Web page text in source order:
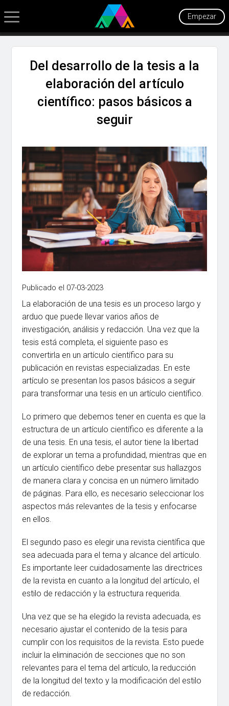
Empezar
Del desarrollo de la tesis a la
elaboración del artículo
científico: pasos básicos a
seguir
Publicado el 07-03-2023
La elaboración de una tesis es un proceso largo y
arduo que puede llevar varios años de
investigación, análisis y redacción. Una vez que la
tesis está completa, el siguiente paso es
convertirla en un artículo científico para su
publicación en revistas especializadas. En este
artículo se presentan los pasos básicos a seguir
para transformar una tesis en un artículo científico.
Lo primero que debemos tener en cuenta es que la
estructura de un artículo científico es diferente a la
de una tesis. En una tesis, el autor tiene la libertad
de explorar un tema a profundidad, mientras que en
un artículo científico debe presentar sus hallazgos
de manera clara y concisa en un número limitado
de páginas. Para ello, es necesario seleccionar los
aspectos más relevantes de la tesis y enfocarse
en ellos.
El segundo paso es elegir una revista científica que
sea adecuada para el tema y alcance del artículo.
Es importante leer cuidadosamente las directrices
de la revista en cuanto a la longitud del artículo, el
estilo de redacción y la estructura requerida.
Una vez que se ha elegido la revista adecuada, es
necesario ajustar el contenido de la tesis para
cumplir con los requisitos de la revista. Esto puede
incluir la eliminación de secciones que no son
relevantes para el tema del artículo, la reducción
de la longitud del texto y la modificación del estilo
de redacción.